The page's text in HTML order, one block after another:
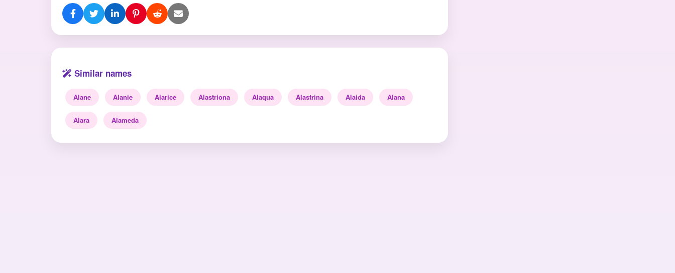
Similar names
Alane Alanie Alarice Alastriona Alaqua Alastrina Alaida Alana
Alara Alameda